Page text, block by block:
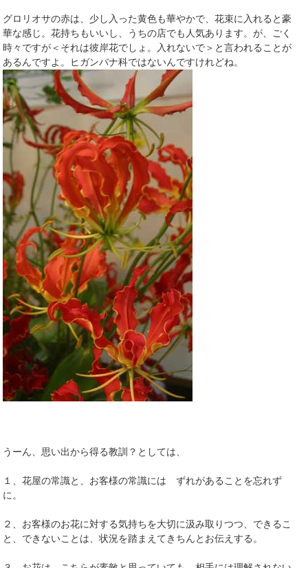
グロリオサの赤は、少し入った黄色も華やかで、花束に入れると豪
華な感じ。花持ちもいいし、うちの店でも人気あります。が、ごく
時々ですが＜それは彼岸花でしょ。入れないで＞と言われることが
あるんですよ。ヒガンバナ科ではないんですけれどね。
うーん、思い出から得る教訓？としては、
１、花屋の常識と、お客様の常識には ずれがあることを忘れず
に。
２、お客様のお花に対する気持ちを大切に汲み取りつつ、できるこ
と、できないことは、状況を踏まえてきちんとお伝えする。